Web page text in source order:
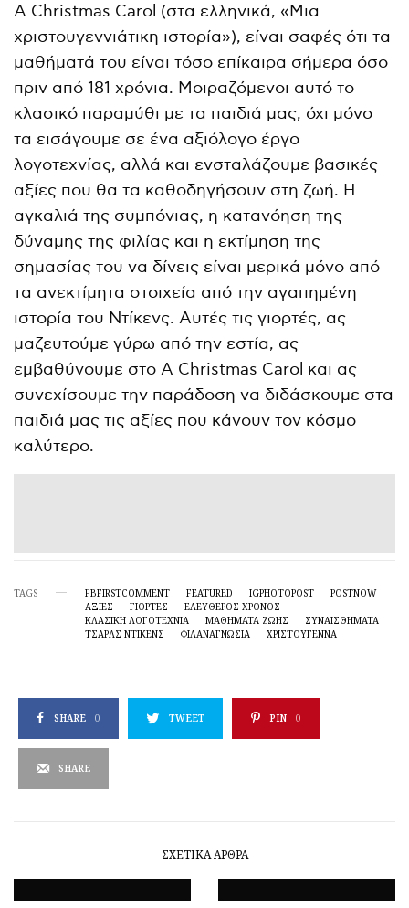
A Christmas Carol (στα ελληνικά, «Μια
χριστουγεννιάτικη ιστορία»), είναι σαφές ότι τα
μαθήματά του είναι τόσο επίκαιρα σήμερα όσο
πριν από 181 χρόνια. Μοιραζόμενοι αυτό το
κλασικό παραμύθι με τα παιδιά μας, όχι μόνο
τα εισάγουμε σε ένα αξιόλογο έργο
λογοτεχνίας, αλλά και ενσταλάζουμε βασικές
αξίες που θα τα καθοδηγήσουν στη ζωή. Η
αγκαλιά της συμπόνιας, η κατανόηση της
δύναμης της φιλίας και η εκτίμηση της
σημασίας του να δίνεις είναι μερικά μόνο από
τα ανεκτίμητα στοιχεία από την αγαπημένη
ιστορία του Ντίκενς. Αυτές τις γιορτές, ας
μαζευτούμε γύρω από την εστία, ας
εμβαθύνουμε στο A Christmas Carol και ας
συνεχίσουμε την παράδοση να διδάσκουμε στα
παιδιά μας τις αξίες που κάνουν τον κόσμο
καλύτερο.
TAGS FBFIRSTCOMMENT FEATURED IGPHOTOPOST
POSTNOW
ΑΞΊΕΣ
ΓΙΟΡΤΈΣ
ΕΛΕΥΘΕΡΟΣ ΧΡΟΝΟΣ
ΚΛΑΣΙΚΉ ΛΟΓΟΤΕΧΝΊΑ
ΜΑΘΉΜΑΤΑ ΖΩΉΣ
ΣΥΝΑΙΣΘΗΜΑΤΑ
ΤΣΑΡΛΣ ΝΤΊΚΕΝΣ
ΦΙΛΑΝΑΓΝΩΣΙΑ ΧΡΙΣΤΟΎΓΕΝΝΑ
SHARE 0 TWEET PIN 0
SHARE
ΣΧΕΤΙΚΆ ΆΡΘΡΑ